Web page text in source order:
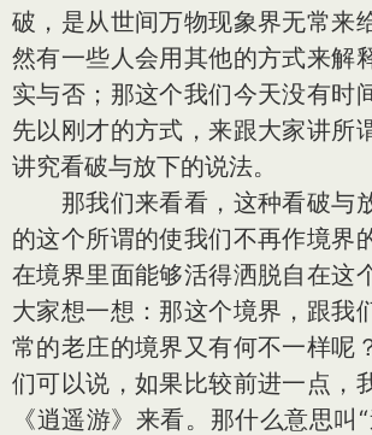
破，是从世间万物现象界无常来
然有一些人会用其他的方式来解
实与否；那这个我们今天没有时
先以刚才的方式，来跟大家讲所
讲究看破与放下的说法。
那我们来看看，这种看破与
的这个所谓的使我们不再作境界
在境界里面能够活得洒脱自在这
大家想一想：那这个境界，跟我
常的老庄的境界又有何不一样呢
们可以说，如果比较前进一点，
《逍遥游》来看。那什么意思叫